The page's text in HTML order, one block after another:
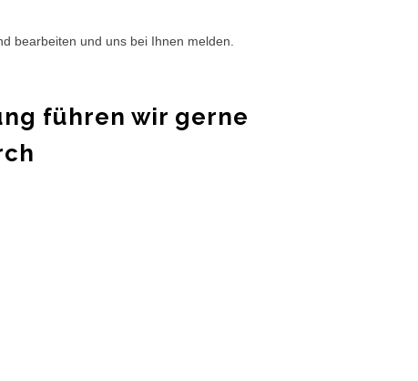
bearbeiten und uns bei Ihnen melden.
führen wir gerne